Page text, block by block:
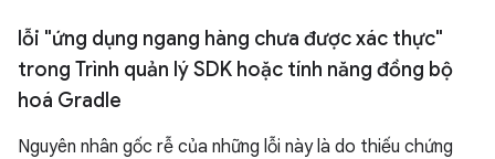
lỗi "ứng dụng ngang hàng chưa được xác thực"
trong Trình quản lý SDK hoặc tính năng đồng bộ
hoá Gradle
Nguyên nhân gốc rễ của những lỗi này là do thiếu chứng